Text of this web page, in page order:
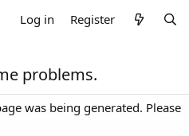
Log in Register
problems.
was being generated. Please